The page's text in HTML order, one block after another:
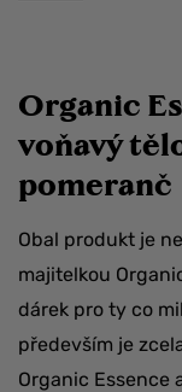
Organic
voňavý
pomeranč
Obal produkt je
majitelkou
dárek pro ty co
především je
Organic Essence